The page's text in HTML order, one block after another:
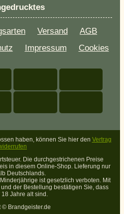
Versand
AGB
Impressum Cookies
haben, können Sie hier den Vertrag
Die durchgestrichenen Preise
in diesem Online-Shop. Lieferung nur
Deutschlands.
ist gesetzlich verboten. Mit
der Bestellung bestätigen Sie, dass
Jahre alt sind.
© Brandgeister.de